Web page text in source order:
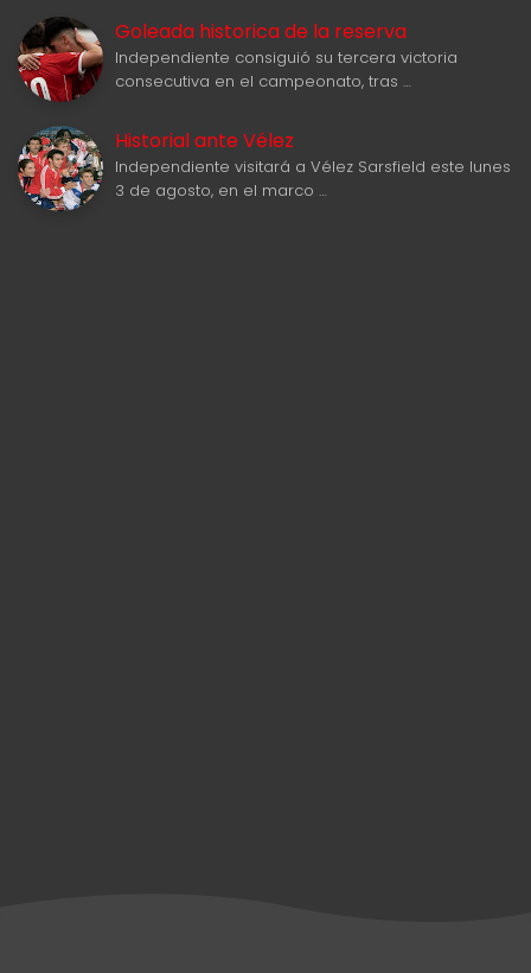
Goleada historica de la reserva
Independiente consiguió su tercera victoria
consecutiva en el campeonato, tras …
Historial ante Vélez
Independiente visitará a Vélez Sarsfield este lunes
3 de agosto, en el marco …